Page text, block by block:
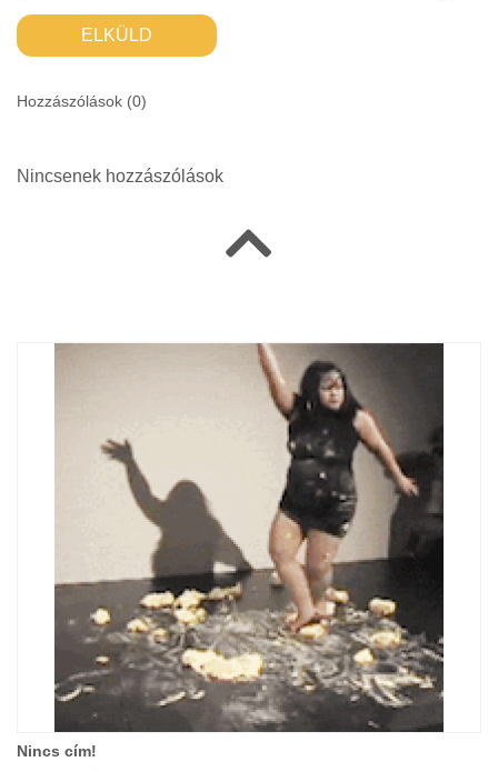
ELKÜLD
Hozzászólások (0)
Nincsenek hozzászólások
Nincs cím!